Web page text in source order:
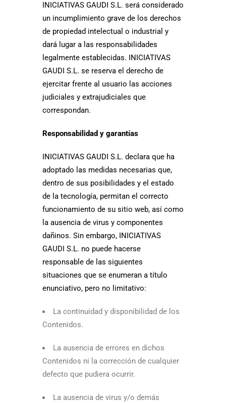
INICIATIVAS GAUDI S.L. será considerado
un incumplimiento grave de los derechos
de propiedad intelectual o industrial y
dará lugar a las responsabilidades
legalmente establecidas. INICIATIVAS
GAUDI S.L. se reserva el derecho de
ejercitar frente al usuario las acciones
judiciales y extrajudiciales que
correspondan.
Responsabilidad y garantías
INICIATIVAS GAUDI S.L. declara que ha
adoptado las medidas necesarias que,
dentro de sus posibilidades y el estado
de la tecnología, permitan el correcto
funcionamiento de su sitio web, así como
la ausencia de virus y componentes
dañinos. Sin embargo, INICIATIVAS
GAUDI S.L. no puede hacerse
responsable de las siguientes
situaciones que se enumeran a título
enunciativo, pero no limitativo:
La continuidad y disponibilidad de los
Contenidos.
La ausencia de errores en dichos
Contenidos ni la corrección de cualquier
defecto que pudiera ocurrir.
La ausencia de virus y/o demás